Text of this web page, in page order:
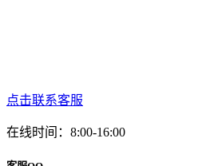
点击联系客服
在线时间：8:00-16:00